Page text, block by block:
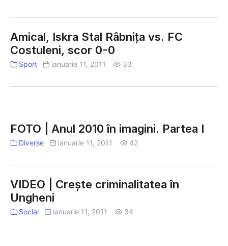
Amical, Iskra Stal Râbniţa vs. FC
Costuleni, scor 0-0
Sport ianuarie 11, 2011 33
|
Anul
în
imagini.
Partea
I
FOTO | Anul 2010 în imagini. Partea I
Diverse ianuarie 11, 2011 42
VIDEO | Crește criminalitatea în
Ungheni
Social ianuarie 11, 2011 34